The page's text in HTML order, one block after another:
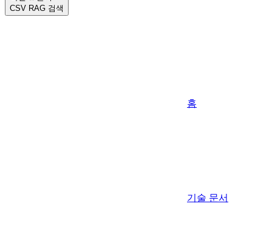
CSV RAG 검색
홈
기술 문서